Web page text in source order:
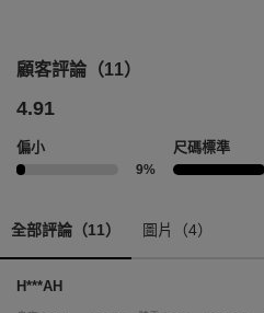
顧客評論（11）
4.91
偏小
9%
尺碼標準
全部評論（11） 圖片（4）
H***AH